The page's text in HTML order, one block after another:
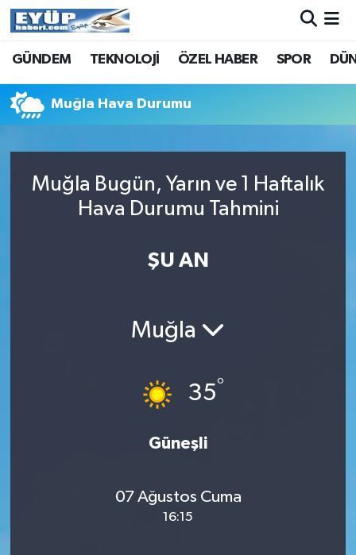
GÜNDEM TEKNOLOJİ ÖZEL HABER SPOR
Muğla Hava Durumu
Muğla Bugün, Yarın ve 1 Haftalık
Hava Durumu Tahmini
ŞU AN
Muğla
35°
Güneşli
07 Ağustos Cuma
16:15